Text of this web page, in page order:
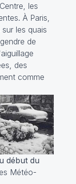
les
À Paris,
les quais
de
des
comme
début du
Météo-